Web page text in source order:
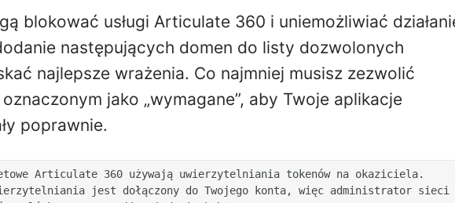
blokować usługi Articulate 360 i uniemożliwiać
następujących domen do listy dozwolonych
najlepsze wrażenia. Co najmniej musisz zezwolić
jako „wymagane”, aby Twoje aplikacje
poprawnie.
Articulate 360 używają uwierzytelniania tokenów na okaziciela.
jest dołączony do Twojego konta, więc administrator sieci